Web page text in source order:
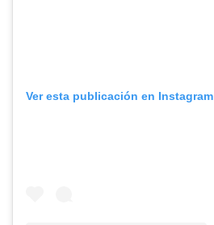
Ver esta publicación en Instagram